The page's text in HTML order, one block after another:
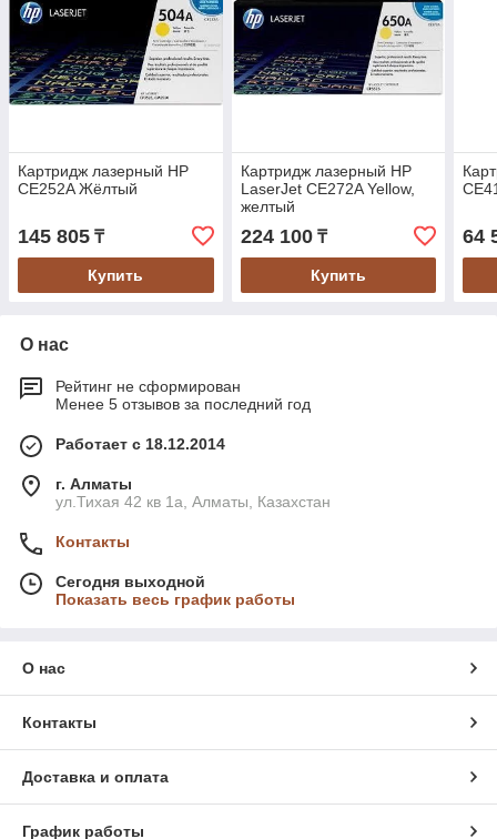
Картридж лазерный HP
CE252A Жёлтый
145 805 ₸
Купить
Картридж лазерный HP
LaserJet CE272A Yellow,
желтый
224 100₸
Купить
64
О нас
Рейтинг не сформирован
Менее 5 отзывов за последний год
Работает с 18.12.2014
г. Алматы
ул.Тихая 42 кв 1a, Алматы, Казахстан
Контакты
Сегодня выходной
Показать весь график работы
О нас
Контакты
Доставка и оплата
График работы